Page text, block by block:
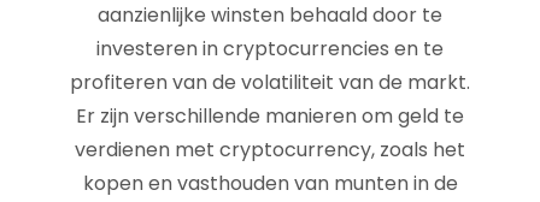
aanzienlijke winsten behaald door te
investeren in cryptocurrencies en te
profiteren van de volatiliteit van de markt.
Er zijn verschillende manieren om geld te
verdienen met cryptocurrency, zoals het
kopen en vasthouden van munten in de